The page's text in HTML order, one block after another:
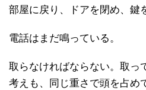
部屋に戻り、ドアを閉め、鍵
電話はまだ鳴っている。
取らなければならない。取っ
考えも、同じ重さで頭を占め